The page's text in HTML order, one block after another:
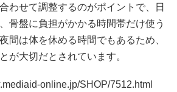
わせて調整するのがポイントで、日
骨盤に負担がかかる時間帯だけ使う
間は体を休める時間でもあるため、
が大切だとされています。
online.jp/SHOP/7512.html